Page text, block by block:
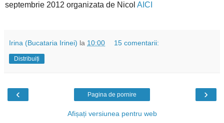
septembrie 2012 organizata de Nicol AICI
Irina (Bucataria Irinei) la 10:00 15 comentarii:
Distribuiți
‹ ›
Pagina de pornire
Afișați versiunea pentru web